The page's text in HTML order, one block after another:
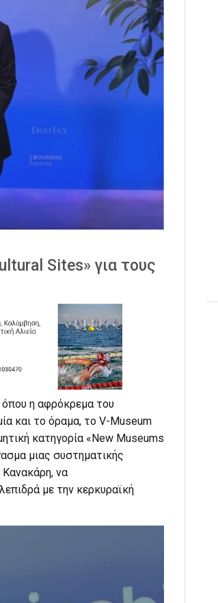
Sites» για τους
η αφρόκρεμα του
και το όραμα, το V-Museum
κατηγορία «New Museums
μιας συστηματικής
να
με την κερκυραϊκή